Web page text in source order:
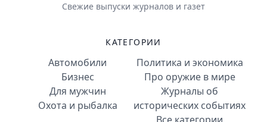
Свежие выпуски журналов и газет
КАТЕГОРИИ
Автомобили
Бизнес
Для мужчин
Охота и рыбалка
Политика и экономика
Про оружие в мире
Журналы об
исторических событиях
Все категории